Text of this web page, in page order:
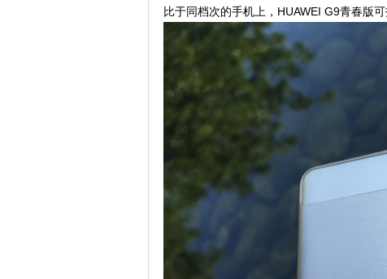
比于同档次的手机上，HUAWEI G9青春版